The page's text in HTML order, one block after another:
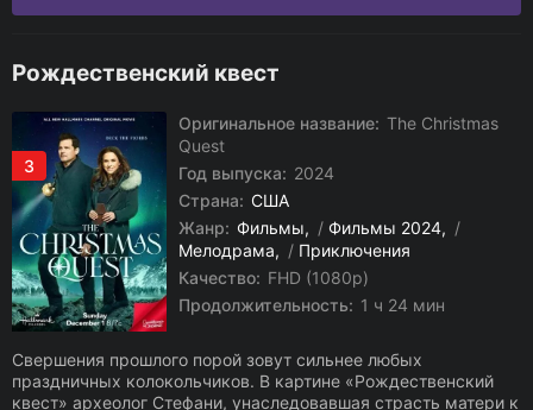
Рождественский квест
3
Оригинальное название: The Christmas
Quest
Год выпуска: 2024
Страна: США
Жанр: Фильмы / Фильмы 2024
/
Мелодрама
/ Приключения
Качество: FHD (1080p)
Продолжительность: 1 ч 24 мин
Свершения прошлого порой зовут сильнее любых
праздничных колокольчиков. В картине «Рождественский
квест» археолог Стефани, унаследовавшая страсть матери к